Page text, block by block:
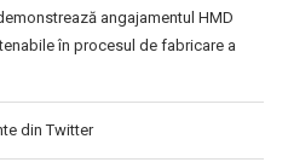
angajamentul HMD
în procesul de fabricare a
din Twitter